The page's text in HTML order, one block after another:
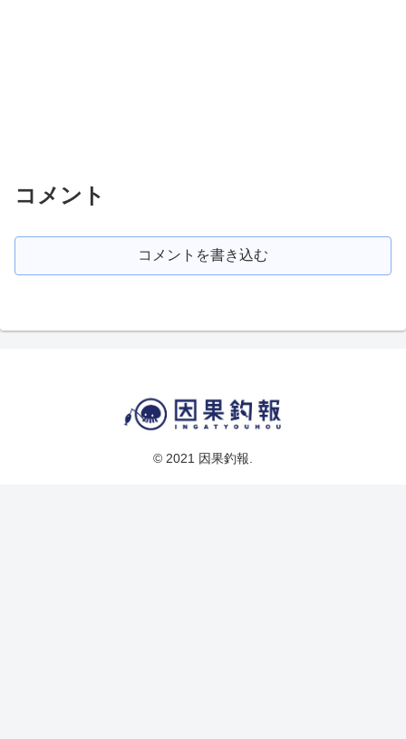
コメント
コメントを書き込む
© 2021 因果釣報.